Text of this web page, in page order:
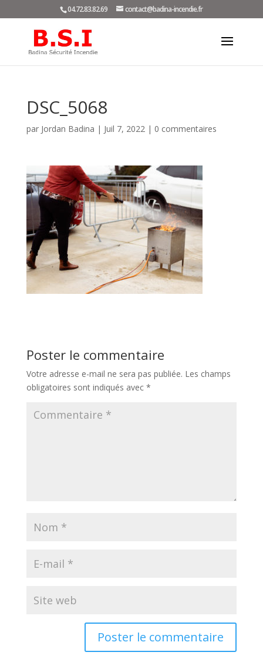
04.72.83.82.69 contact@badina-incendie.fr
DSC_5068
par Jordan Badina | Juil 7, 2022| 0 commentaires
Poster le commentaire
Votre adresse e-mail ne sera pas publiée. Les champs
obligatoires sont indiqués avec *